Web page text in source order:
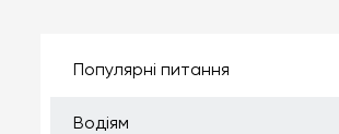
Популярні питання
Водіям